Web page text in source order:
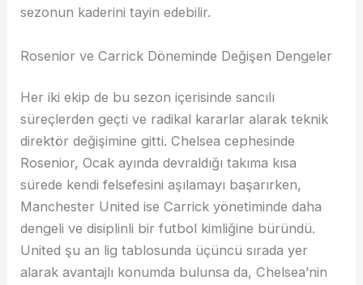
sezonun kaderini tayin edebilir.
Rosenior ve Carrick Döneminde Değişen Dengeler
Her iki ekip de bu sezon içerisinde sancılı
süreçlerden geçti ve radikal kararlar alarak teknik
direktör değişimine gitti. Chelsea cephesinde
Rosenior, Ocak ayında devraldığı takıma kısa
sürede kendi felsefesini aşılamayı başarırken,
Manchester United ise Carrick yönetiminde daha
dengeli ve disiplinli bir futbol kimliğine büründü.
United şu an lig tablosunda üçüncü sırada yer
alarak avantajlı konumda bulunsa da, Chelsea’nin